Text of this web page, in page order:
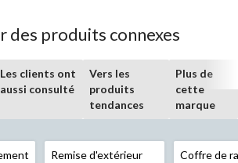
des produits connexes
Les clients ont
aussi consulté
Vers les
produits
tendances
Plus de
cette
marque
Remise d'extérieur
Coffre de